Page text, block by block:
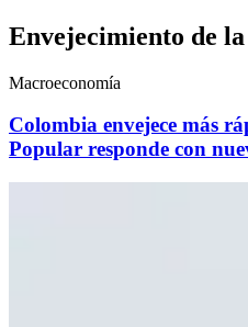
Envejecimiento de
Macroeconomía
Colombia envejece más
Popular responde con